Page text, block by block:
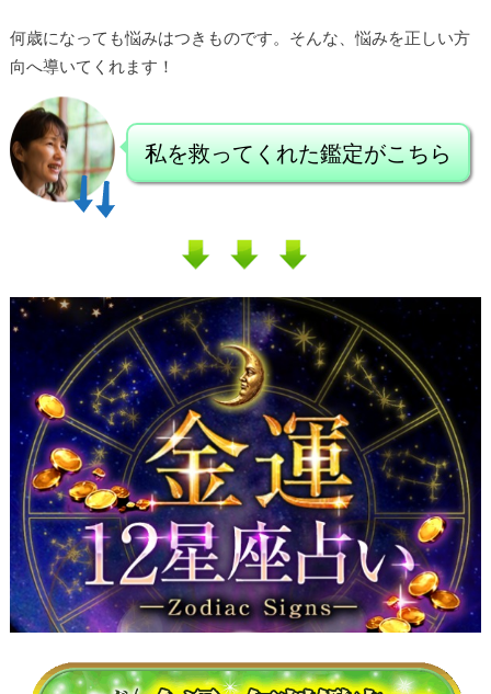
何歳になっても悩みはつきものです。 そんな、悩みを正しい方
向へ導いてくれます！
私を救ってくれた鑑定がこちら